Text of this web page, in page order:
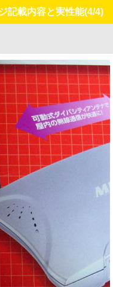
記載内容と実性能(4/4)